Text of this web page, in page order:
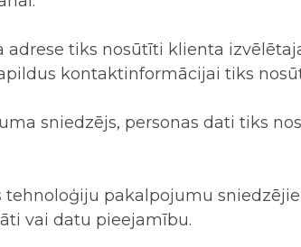
adrese tiks nosūtīti klienta
kontaktinformācijai tiks
sniedzējs, personas dati tiks
pakalpojumu
vai datu pieejamību.